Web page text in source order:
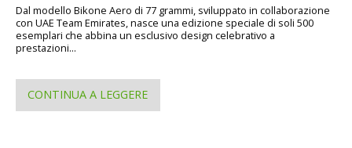
Dal modello Bikone Aero di 77 grammi, sviluppato in collaborazione
con UAE Team Emirates, nasce una edizione speciale di soli 500
esemplari che abbina un esclusivo design celebrativo a
prestazioni...
CONTINUA A LEGGERE